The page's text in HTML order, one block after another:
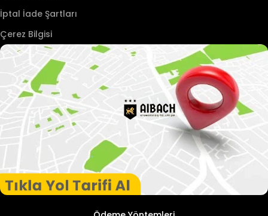
İptal İade Şartları
Çerez Bilgisi